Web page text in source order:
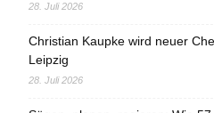
28. Juli 2026
Christian Kaupke wird neuer
Leipzig
28. Juli 2026